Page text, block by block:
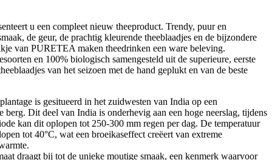
u een compleet nieuw theeproduct. Trendy, puur en
de geur, de prachtig kleurende theeblaadjes en de bijzondere
van PURETEA maken theedrinken een ware beleving.
en 100% biologisch samengesteld uit de superieure, eerste
van het seizoen met de hand geplukt en van de beste
is gesitueerd in het zuidwesten van India op een
berg. Dit deel van India is onderhevig aan een hoge neerslag, tijdens
kan dit oplopen tot 250-300 mm regen per dag. De temperatuur
tot 40°C, wat een broeikaseffect creëert van extreme
draagt bij tot de unieke moutige smaak, een kenmerk waarvoor